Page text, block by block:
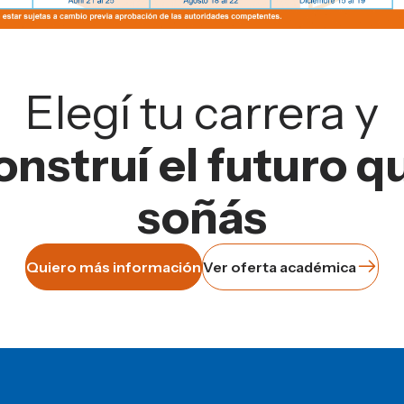
Elegí tu carrera y
el futuro
soñás
Quiero más informaciónVer oferta académica